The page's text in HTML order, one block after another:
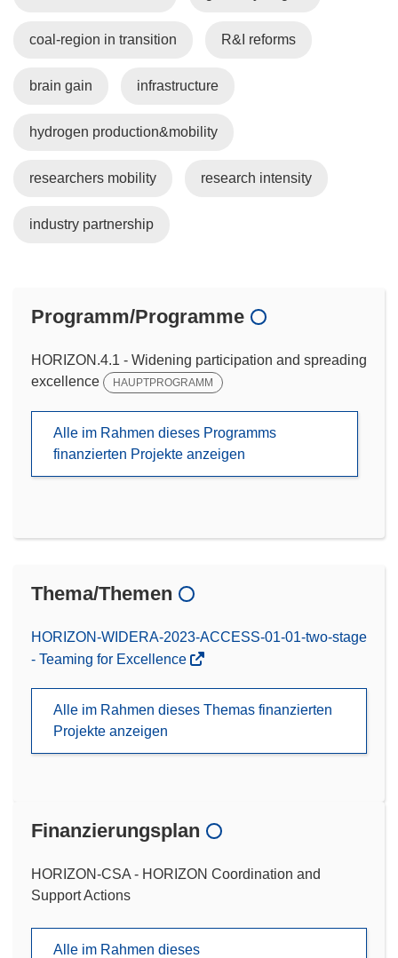
coal-region in transition R&I reforms
brain gain infrastructure
hydrogen production&mobility
researchers mobility research intensity
industry partnership
Programm/Programme
HORIZON.4.1 - Widening participation and spreading
excellence
HAUPTPROGRAMM
Alle im Rahmen dieses Programms
finanzierten Projekte anzeigen
Thema/Themen
HORIZON-WIDERA-2023-ACCESS-01-01-two-stage
- Teaming for Excellence
Alle im Rahmen dieses Themas finanzierten
Projekte anzeigen
Finanzierungsplan
HORIZON-CSA - HORIZON Coordination and
Support Actions
Alle im Rahmen dieses